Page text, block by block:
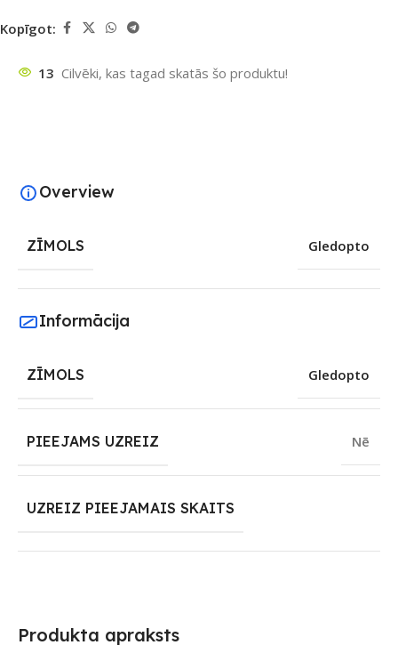
Kopīgot:
13 Cilvēki, kas tagad skatās šo produktu!
Produkta apraksts
Overview
ZĪMOLS Gledopto
Informācija
ZĪMOLS Gledopto
PIEEJAMS UZREIZ Nē
UZREIZ PIEEJAMAIS SKAITS